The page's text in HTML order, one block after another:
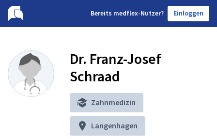
Bereits medflex-Nutzer? Einloggen
Dr. Franz-Josef
Schraad
Zahnmedizin
Langenhagen